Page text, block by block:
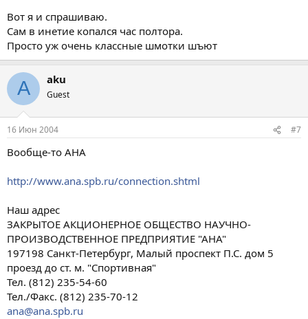
http://www.center-s.ru/firmsdescript/firm1609.htm
Да что то тухловать в инете по этому НПО....
Вот я и спрашиваю.
Сам в инетие копался час полтора.
Просто уж очень классные шмотки шъют
A aku
Guest
16 Июн 2004 #7
Вообще-то АНА
http://www.ana.spb.ru/connection.shtml
Наш адрес
ЗАКРЫТОЕ АКЦИОНЕРНОЕ ОБЩЕСТВО НАУЧНО-
ПРОИЗВОДСТВЕННОЕ ПРЕДПРИЯТИЕ "АНА"
197198 Санкт-Петербург, Малый проспект П.С. дом 5
проезд до ст. м. "Спортивная"
Тел. (812) 235-54-60
Тел./Факс. (812) 235-70-12
ana@ana.spb.ru